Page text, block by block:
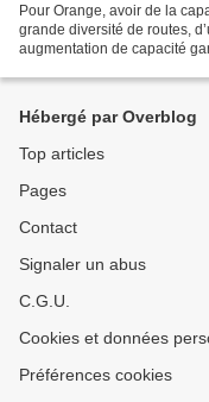
Pour Orange, avoir de la
grande diversité de routes,
augmentation de capacité
Hébergé par Overblog
Top articles
Pages
Contact
Signaler un abus
C.G.U.
Cookies et données
Préférences cookies